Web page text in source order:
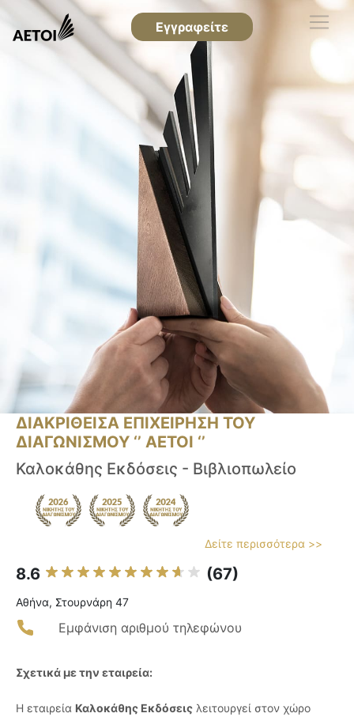
Εγγραφείτε
ΔΙΑΚΡΙΘΕΙΣΑ ΕΠΙΧΕΙΡΗΣΗ ΤΟΥ
ΔΙΑΓΩΝΙΣΜΟΥ ‘’ ΑΕΤΟΙ ‘’
Καλοκάθης Εκδόσεις - Βιβλιοπωλείο
Δείτε περισσότερα >>
8.6 (67)
Αθήνα, Στουρνάρη 47
Εμφάνιση αριθμού τηλεφώνου
Σχετικά με την εταιρεία:
Η εταιρεία Καλοκάθης Εκδόσεις λειτουργεί στον χώρο